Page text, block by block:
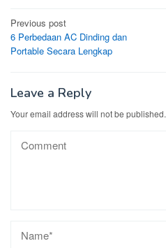
Post
navigation
Previous post
6 Perbedaan AC Dinding dan
Portable Secara Lengkap
Leave a Reply
Your email address will not be published.